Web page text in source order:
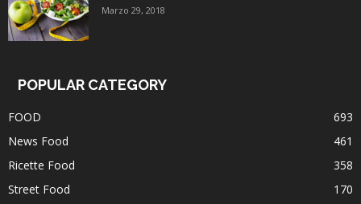
Marzo 29, 2018
POPULAR CATEGORY
FOOD
693
News Food
461
Ricette Food
358
Street Food
170